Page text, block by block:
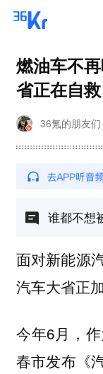
燃油车不
省正在自救
36氪的朋友们
谁都不想
面对新能源
汽车大省正
今年6月，
春市发布《